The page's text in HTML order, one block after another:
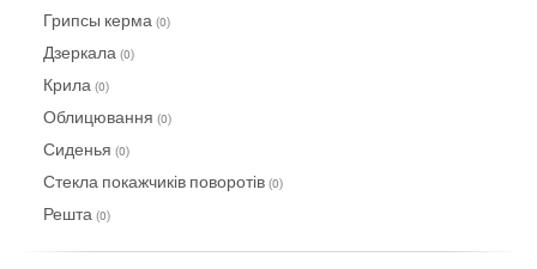
Грипсы керма (0)
Дзеркала (0)
Крила (0)
Облицювання (0)
Сиденья (0)
Стекла покажчиків поворотів (0)
Решта (0)